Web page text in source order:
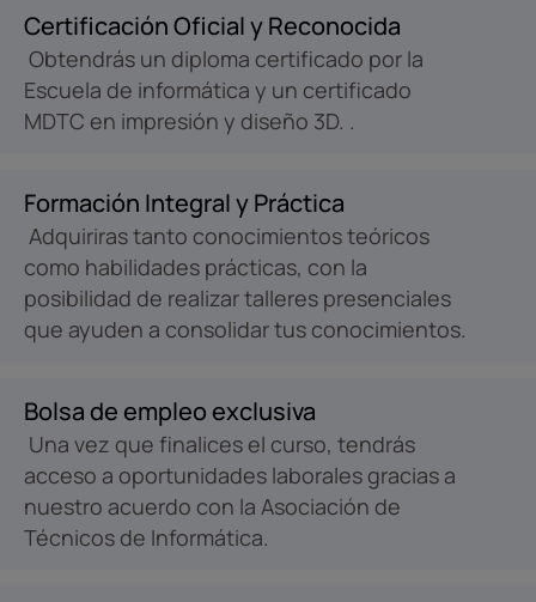
Certificación Oficial y Reconocida
Obtendrás un diploma certificado por la
Escuela de informática y un certificado
MDTC en impresión y diseño 3D. .
Formación Integral y Práctica
Adquiriras tanto conocimientos teóricos
como habilidades prácticas, con la
posibilidad de realizar talleres presenciales
que ayuden a consolidar tus conocimientos.
Bolsa de empleo exclusiva
Una vez que finalices el curso, tendrás
acceso a oportunidades laborales gracias a
nuestro acuerdo con la Asociación de
Técnicos de Informática.